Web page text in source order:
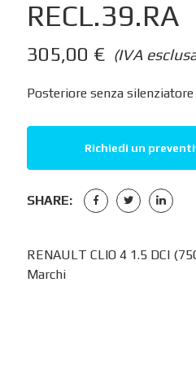
RECL.39.RA
(IVA
305,00 €
Posteriore senza silenziatore
Richiedi un
SHARE:
RENAULT CLIO 4 1.5 DCI
Marchi